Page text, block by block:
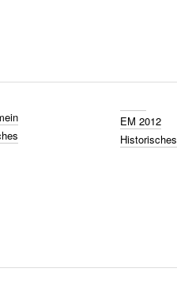
EM 2012
Historisches